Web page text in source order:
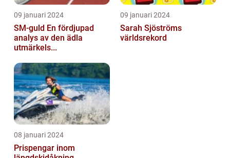
09 januari 2024
SM-guld En fördjupad
analys av den ädla
utmärkels...
09 januari 2024
Sarah Sjöströms
världsrekord
08 januari 2024
Prispengar inom